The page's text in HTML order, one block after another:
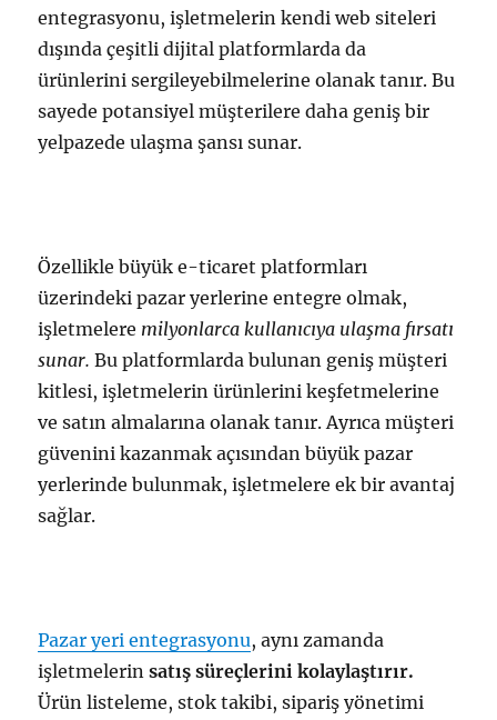
entegrasyonu, işletmelerin kendi web siteleri
dışında çeşitli dijital platformlarda da
ürünlerini sergileyebilmelerine olanak tanır. Bu
sayede potansiyel müşterilere daha geniş bir
yelpazede ulaşma şansı sunar.
Özellikle büyük e-ticaret platformları
üzerindeki pazar yerlerine entegre olmak,
işletmelere milyonlarca kullanıcıya ulaşma fırsatı
sunar. Bu platformlarda bulunan geniş müşteri
kitlesi, işletmelerin ürünlerini keşfetmelerine
ve satın almalarına olanak tanır. Ayrıca müşteri
güvenini kazanmak açısından büyük pazar
yerlerinde bulunmak, işletmelere ek bir avantaj
sağlar.
Pazar yeri entegrasyonu, aynı zamanda
işletmelerin satış süreçlerini kolaylaştırır.
Ürün listeleme, stok takibi, sipariş yönetimi